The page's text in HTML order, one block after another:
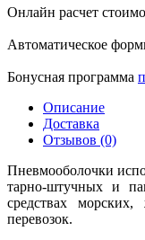
Онлайн расчет
Автоматическое
Бонусная программа
Описание
Доставка
Отзывов (0)
Пневмооболочки
тарно-штучных и
средствах
перевозок.